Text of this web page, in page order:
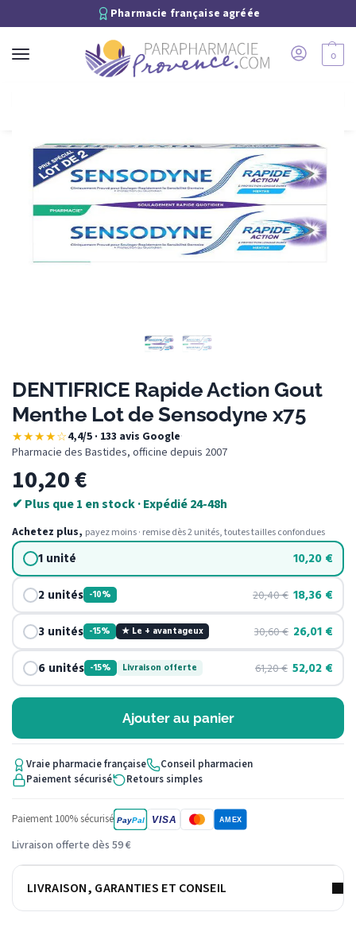
Pharmacie française agréée
0
DENTIFRICE Rapide Action Gout
Menthe Lot de Sensodyne x75
★★★★☆4,4/5 · 133 avis Google·
Pharmacie des Bastides, officine depuis 2007
10,20€
✔ Plus que 1 en stock · Expédié 24-48h
Achetez plus, payez moins · remise dès 2 unités, toutes tailles confondues
1 unité 10,20 €
2 unités -10% 20,40€ 18,36 €
3 unités -15% ★ Le + avantageux 30,60€ 26,01 €
6 unités -15% Livraison offerte 61,20€ 52,02 €
Ajouter au panier
Vraie pharmacie française
Conseil pharmacien
Paiement sécurisé
Retours simples
Paiement 100% sécurisé PayPal VISA AMEX
Livraison offerte dès 59 €
LIVRAISON, GARANTIES ET CONSEIL